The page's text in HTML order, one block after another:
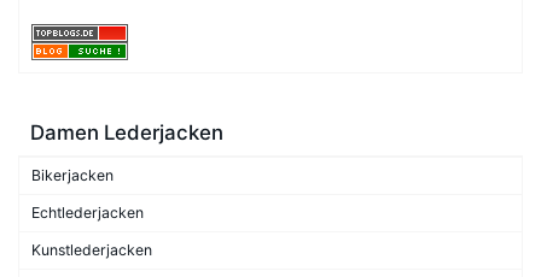
Damen Lederjacken
Bikerjacken
Echtlederjacken
Kunstlederjacken